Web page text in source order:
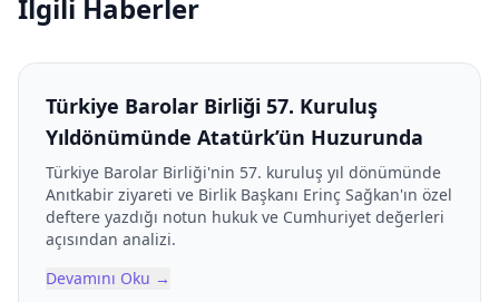
İlgili Haberler
Türkiye Barolar Birliği 57. Kuruluş
Yıldönümünde Atatürk’ün Huzurunda
Türkiye Barolar Birliği'nin 57. kuruluş yıl dönümünde
Anıtkabir ziyareti ve Birlik Başkanı Erinç Sağkan'ın özel
deftere yazdığı notun hukuk ve Cumhuriyet değerleri
açısından analizi.
Devamını Oku →